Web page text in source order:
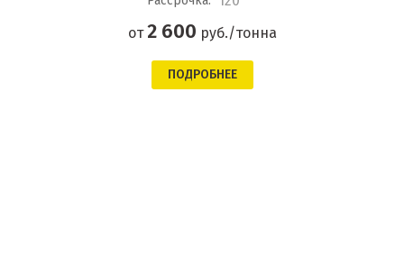
от2 600 руб./тонна
ПОДРОБНЕЕ